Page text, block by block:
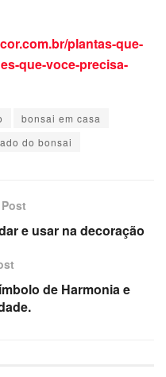
plantas-que-
que-voce-precisa-
bonsai em casa
do bonsai
e usar na decoração
de Harmonia e